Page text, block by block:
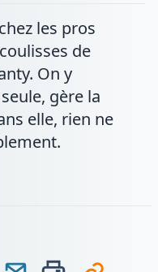
les pros
de
On y
gère la
elle, rien ne